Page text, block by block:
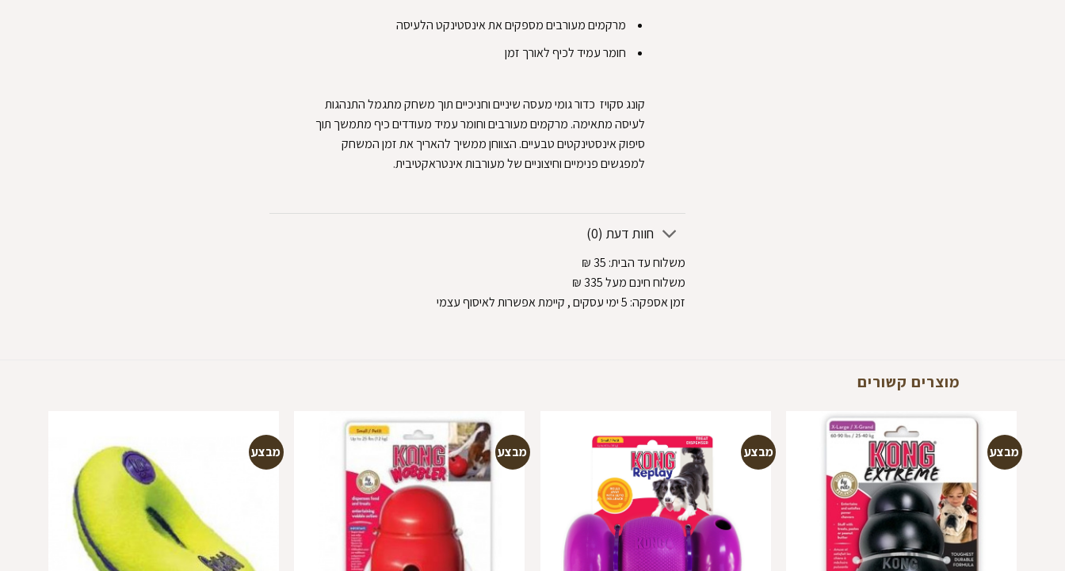
‏ מרקמים מעורבים מספקים את אינסטינקט הלעיסה‏
‏ חומר עמיד לכיף לאורך זמן‏
‏קונג סקויז כדור גומי מעסה שיניים וחניכיים תוך משחק מתגמל התנהגות
לעיסה מתאימה. מרקמים מעורבים וחומר עמיד מעודדים כיף מתמשך תוך
סיפוק אינסטינקטים טבעיים. הצווחן ממשיך להאריך את זמן המשחק
למפגשים פנימיים וחיצוניים של מעורבות אינטראקטיבית.‏
חוות דעת (0)
משלוח עד הבית:
₪
משלוח חינם מעל 335
₪
זמן אספקה: 5 ימי עסקים , קיימת אפשרות לאיסוף עצמי
מוצרים קשורים
מבצע מבצע מבצע מבצע
הוספה
למועדפים